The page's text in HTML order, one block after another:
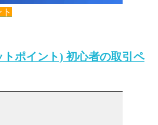
ポイント) 初心者の取引ペ